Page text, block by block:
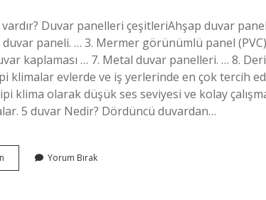
vardır? Duvar panelleri çeşitleriAhşap duvar
duvar paneli. … 3. Mermer görünümlü panel
kaplaması … 7. Metal duvar panelleri. … 8.
klimalar evlerde ve iş yerlerinde en çok tercih
klima olarak düşük ses seviyesi ve kolay
5 duvar Nedir? Dördüncü duvardan…
Kaça
Yorum Bırak